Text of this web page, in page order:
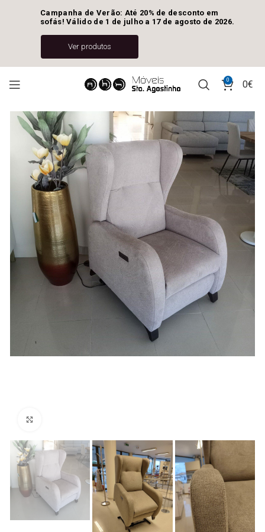
0 0€
Campanha de Verão: Até 20% de desconto em
sofás! Válido de 1 de julho a 17 de agosto de 2026.
Ver produtos